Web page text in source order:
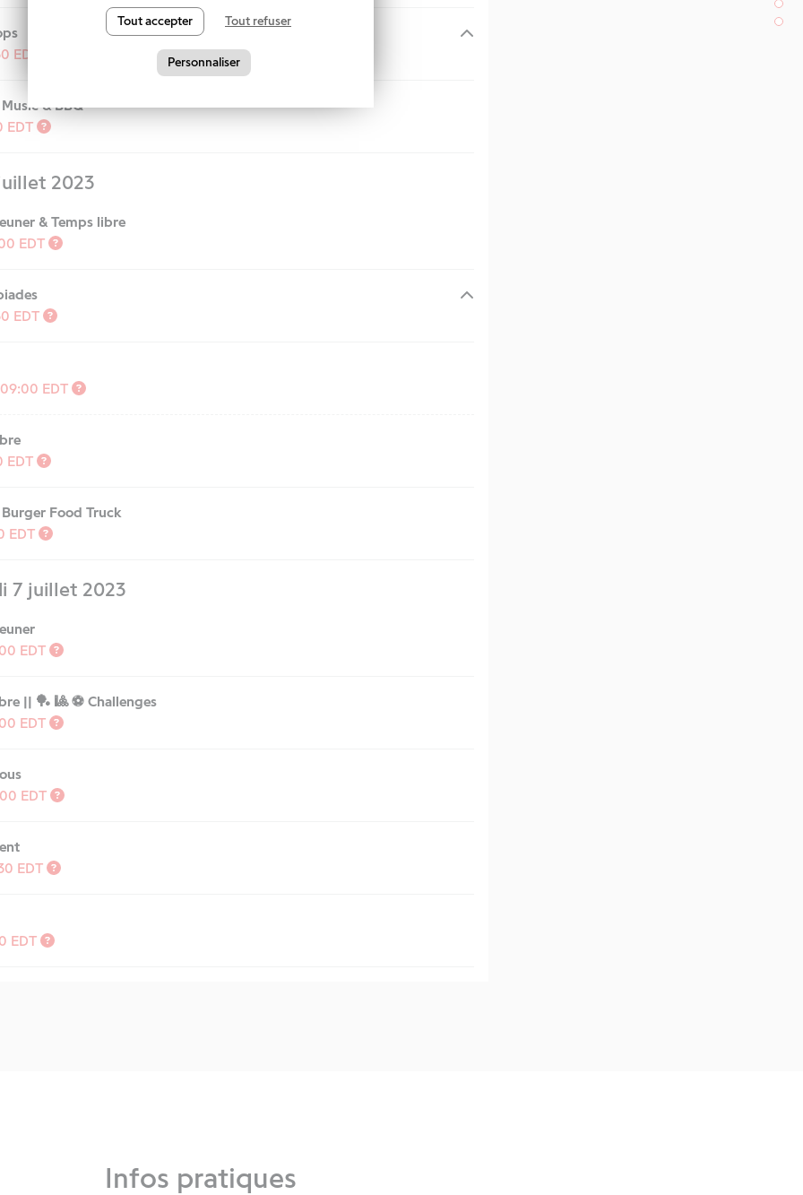
EDT
& BBQ
EDT
2023
& Temps libre
EDT
EDT
EDT
EDT
Food Truck
EDT
7 juillet 2023
EDT
|| 🏓 🎱 ⚽️ Challenges
EDT
EDT
EDT
EDT
Infos pratiques
Tout accepter Tout refuser
Personnaliser